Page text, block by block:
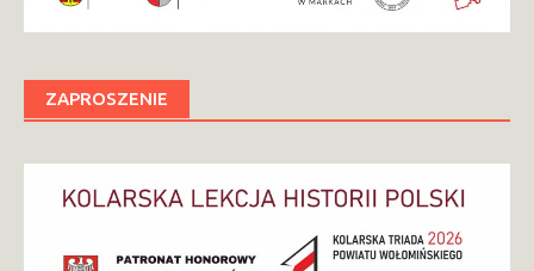
ZAPROSZENIE